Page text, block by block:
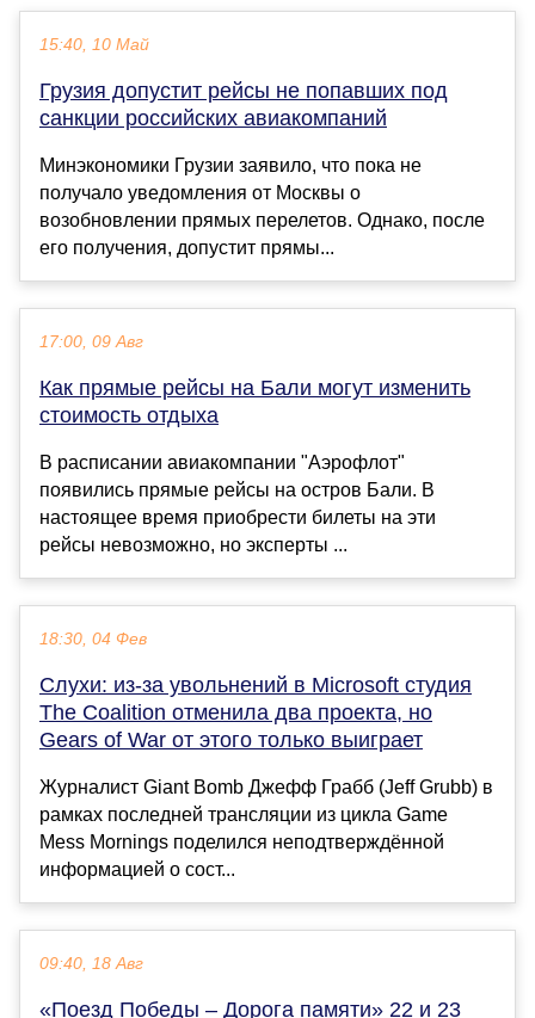
15:40, 10 Май
Грузия допустит рейсы не попавших под
санкции российских авиакомпаний
Минэкономики Грузии заявило, что пока не
получало уведомления от Москвы о
возобновлении прямых перелетов. Однако, после
его получения, допустит прямы...
17:00, 09 Авг
Как прямые рейсы на Бали могут изменить
стоимость отдыха
В расписании авиакомпании "Аэрофлот"
появились прямые рейсы на остров Бали. В
настоящее время приобрести билеты на эти
рейсы невозможно, но эксперты ...
18:30, 04 Фев
Слухи: из-за увольнений в Microsoft студия
The Coalition отменила два проекта, но
Gears of War от этого только выиграет
Журналист Giant Bomb Джефф Грабб (Jeff Grubb) в
рамках последней трансляции из цикла Game
Mess Mornings поделился неподтверждённой
информацией о сост...
09:40, 18 Авг
«Поезд Победы – Дорога памяти» 22 и 23